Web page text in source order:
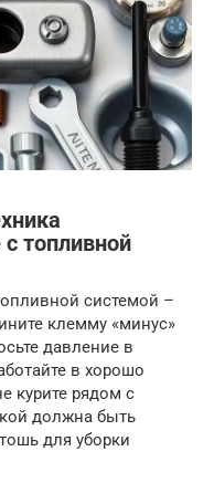
с топливной
системой –
клемму «минус»
давление в
в хорошо
курите рядом с
должна быть
для уборки